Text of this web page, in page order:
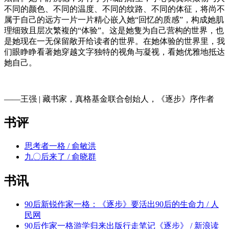
不同的颜色、不同的温度、不同的纹路、不同的体征，将尚不
属于自己的远方一片一片精心嵌入她“回忆的质感”，构成她肌
理细致且层次繁複的“体验”。这是她隻为自己营构的世界，也
是她现在一无保留敞开给读者的世界。在她体验的世界里，我
们眼睁睁看著她穿越文字独特的视角与凝视，看她优雅地抵达
她自己。
——王强 | 藏书家，真格基金联合创始人，《逐步》序作者
书评
思考者一格 / 俞敏洪
九〇后来了 / 俞晓群
书讯
90后新锐作家一格：《逐步》要活出90后的生命力 / 人
民网
90后作家一格游学归来出版行走笔记《逐步》 / 新浪读